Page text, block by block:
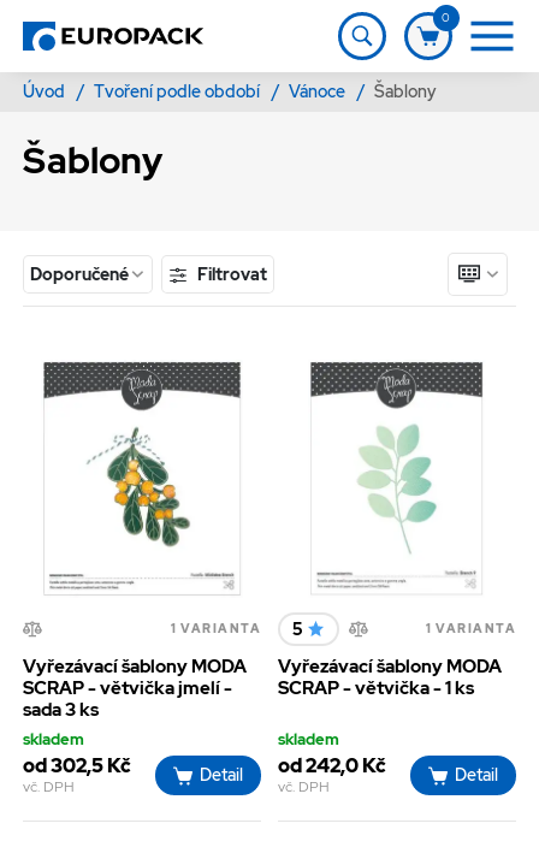
0
Úvod / Tvoření podle období / Vánoce / Šablony
Šablony
Doporučené Filtrovat
1 VARIANTA
Vyřezávací šablony MODA
SCRAP - větvička jmelí -
sada 3 ks
skladem
od 302,5 Kč
vč. DPH
Detail
5 1 VARIANTA
Vyřezávací šablony MODA
SCRAP - větvička - 1 ks
skladem
od 242,0 Kč
vč. DPH
Detail